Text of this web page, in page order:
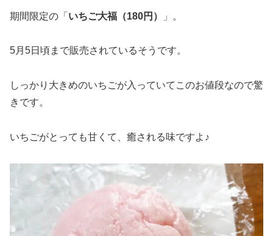
期間限定の「 いちご大福（180円） 」。
5月5日頃まで販売されているそうです。
しっかり大きめのいちごが入っていてこのお値段なので驚
きです。
いちごがとっても甘くて、癒される味ですよ♪